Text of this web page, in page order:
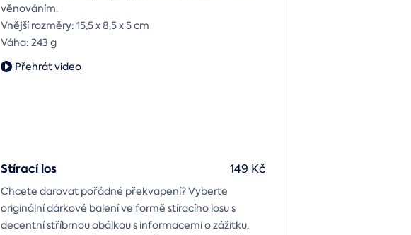
věnováním.
Vnější rozměry: 15,5 x 8,5 x 5 cm
Váha: 243 g
Přehrát video
Stírací los
Chcete darovat pořádné překvapení? Vyberte
originální dárkové balení ve formě stíracího losu s
decentní stříbrnou obálkou s informacemi o zážitku.
149 Kč